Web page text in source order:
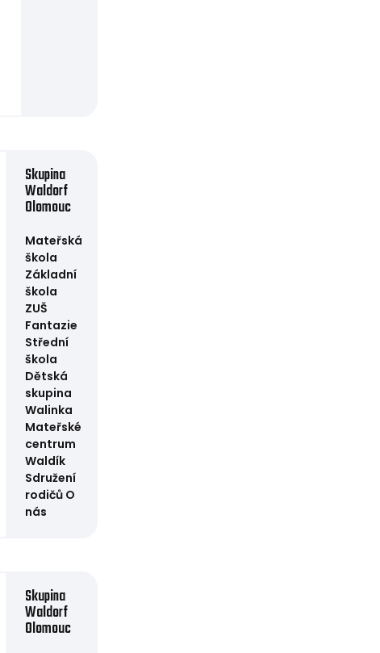
Skupina
Waldorf
Olomouc
Mateřská
škola
Základní
škola
ZUŠ
Fantazie
Střední
škola
Dětská
skupina
Walinka
Mateřské
centrum
Waldík
Sdružení
rodičů O
nás
Skupina
Waldorf
Olomouc